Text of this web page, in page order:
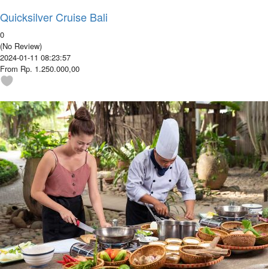
Quicksilver Cruise Bali
0
(No Review)
2024-01-11 08:23:57
From Rp. 1.250.000,00